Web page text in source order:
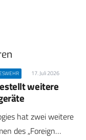
17. Juli 2026
weitere
hat zwei weitere
des „Foreign…